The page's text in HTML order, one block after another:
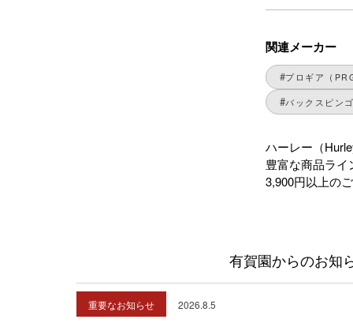
関連メーカー
プロギア（
バックスピン
ハーレー（
豊富な商品ラ
3,900円以上の
有賀園からのお知
重要なお知らせ 2026.8.5